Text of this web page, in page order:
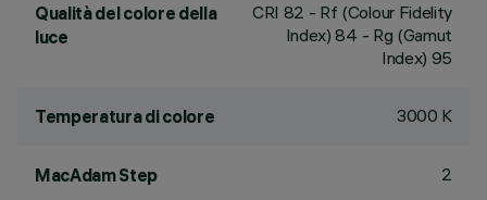
Qualità del colore della
luce
CRI 82 - Rf (Colour Fidelity
Index) 84 - Rg (Gamut
Index) 95
Temperatura di colore 3000 K
MacAdam Step 2